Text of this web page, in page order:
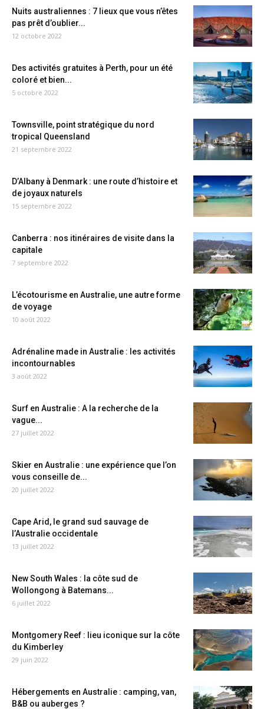
Nuits australiennes : 7 lieux que vous n’êtes
pas prêt d’oublier...
12 octobre 2022
Des activités gratuites à Perth, pour un été
coloré et bien...
5 octobre 2022
Townsville, point stratégique du nord
tropical Queensland
21 septembre 2022
D’Albany à Denmark : une route d’histoire et
de joyaux naturels
15 septembre 2022
Canberra : nos itinéraires de visite dans la
capitale
7 septembre 2022
L’écotourisme en Australie, une autre forme
de voyage
10 août 2022
Adrénaline made in Australie : les activités
incontournables
3 août 2022
Surf en Australie : A la recherche de la
vague...
27 juillet 2022
Skier en Australie : une expérience que l’on
vous conseille de...
20 juillet 2022
Cape Arid, le grand sud sauvage de
l’Australie occidentale
13 juillet 2022
New South Wales : la côte sud de
Wollongong à Batemans...
6 juillet 2022
Montgomery Reef : lieu iconique sur la côte
du Kimberley
29 juin 2022
Hébergements en Australie : camping, van,
B&B ou auberges ?